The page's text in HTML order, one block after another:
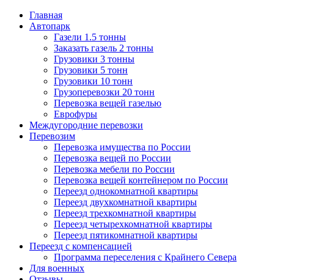
Главная
Автопарк
Газели 1.5 тонны
Заказать газель 2 тонны
Грузовики 3 тонны
Грузовики 5 тонн
Грузовики 10 тонн
Грузоперевозки 20 тонн
Перевозка вещей газелью
Еврофуры
Междугородние перевозки
Перевозим
Перевозка имущества по России
Перевозка вещей по России
Перевозка мебели по России
Перевозка вещей контейнером по России
Переезд однокомнатной квартиры
Переезд двухкомнатной квартиры
Переезд трехкомнатной квартиры
Переезд четырехкомнатной квартиры
Переезд пятикомнатной квартиры
Переезд с компенсацией
Программа переселения с Крайнего Севера
Для военных